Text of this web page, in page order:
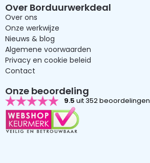
Over Borduurwerkdeal
Over ons
Onze werkwijze
Nieuws & blog
Algemene voorwaarden
Privacy en cookie beleid
Contact
Onze beoordeling
9.5 uit 352 beoordelingen